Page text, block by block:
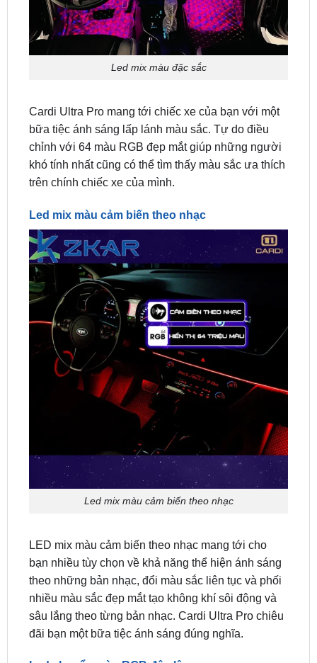
Led mix màu đặc sắc
Cardi Ultra Pro mang tới chiếc xe của bạn với một
chỉnh với 64 màu RGB đẹp mắt giúp những người
khó tính nhất cũng có thể tìm thấy màu sắc ưa thích
trên chính chiếc xe của mình.
Led mix màu cảm biến theo nhạc
Led mix màu cảm biến theo nhạc
LED mix màu cảm biến theo nhạc mang tới cho
theo những bản nhạc, đổi màu sắc liên tục và phối
nhiều màu sắc đẹp mắt tạo không khí sôi động và
sâu lắng theo từng bản nhạc. Cardi Ultra Pro chiêu
đãi bạn một bữa tiệc ánh sáng đúng nghĩa.
Led chuyển màu RGB độc lập